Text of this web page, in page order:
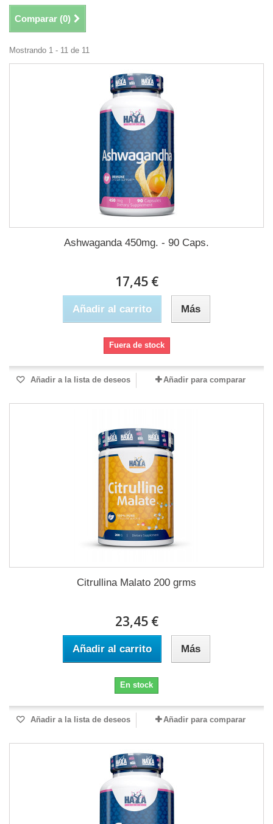
Comparar (0)
Mostrando 1 - 11 de 11
Ashwaganda 450mg. - 90 Caps.
17,45 €
Añadir al carrito Más
Fuera de stock
Añadir a la lista de deseos Añadir para comparar
Citrullina Malato 200 grms
23,45 €
Añadir al carrito Más
En stock
Añadir a la lista de deseos Añadir para comparar